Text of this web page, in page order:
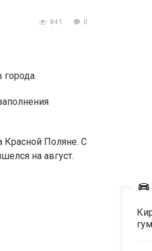
841 0
города.
Красной Поляне. С
на август.